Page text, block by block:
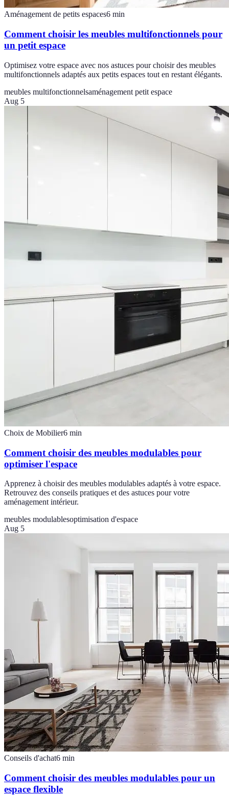
Aménagement de petits espaces6 min
Comment choisir les meubles multifonctionnels pour
un petit espace
Optimisez votre espace avec nos astuces pour choisir des meubles
multifonctionnels adaptés aux petits espaces tout en restant élégants.
meubles multifonctionnelsaménagement petit espace
Aug 5
Choix de Mobilier6 min
Comment choisir des meubles modulables pour
optimiser l'espace
Apprenez à choisir des meubles modulables adaptés à votre espace.
Retrouvez des conseils pratiques et des astuces pour votre
aménagement intérieur.
meubles modulablesoptimisation d'espace
Aug 5
Conseils d'achat6 min
Comment choisir des meubles modulables pour un
espace flexible